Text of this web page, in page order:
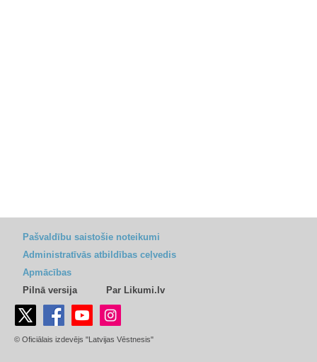
Pašvaldību saistošie noteikumi
Administratīvās atbildības ceļvedis
Apmācības
Pilnā versija
Par Likumi.lv
© Oficiālais izdevējs "Latvijas Vēstnesis"